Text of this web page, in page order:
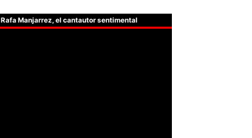
Rafa Manjarrez, el cantautor sentimental